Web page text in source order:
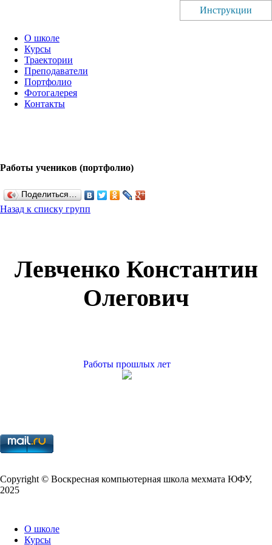
О школе
Курсы
Траектории
Преподаватели
Портфолио
Фотогалерея
Контакты
Работы учеников (портфолио)
Поделиться…
Назад к списку групп
Инструкции
Левченко Константин
Олегович
Работы прошлых лет
Copy­right © Воскресная компьютерная школа мехмата ЮФУ,
2025
О школе
Курсы